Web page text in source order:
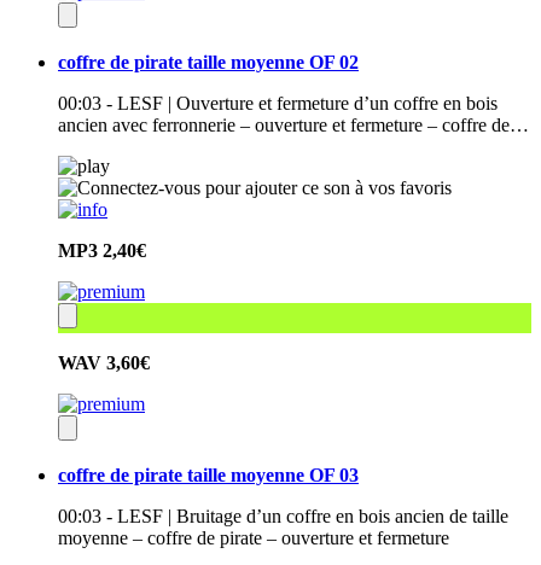
coffre de pirate taille moyenne OF 02
00:03 - LESF | Ouverture et fermeture d’un coffre en bois
ancien avec ferronnerie – ouverture et fermeture – coffre de…
MP3 2,40€
WAV 3,60€
coffre de pirate taille moyenne OF 03
00:03 - LESF | Bruitage d’un coffre en bois ancien de taille
moyenne – coffre de pirate – ouverture et fermeture